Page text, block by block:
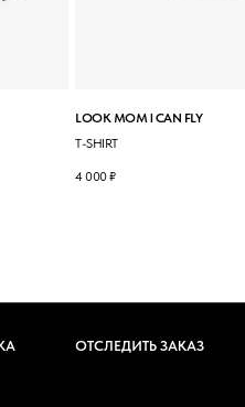
LOOK MOM I CAN FLY
T-SHIRT
4 000₽
ОТСЛЕДИТЬ ЗАКАЗ